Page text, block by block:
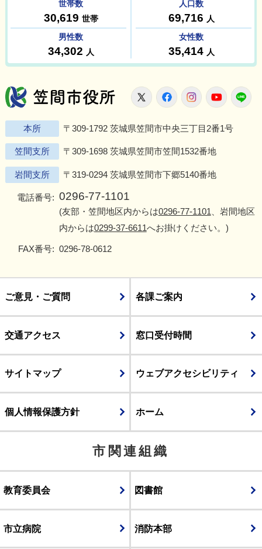
笠間市役所
X FacebookInstagram
本所 〒309-1792 茨城県笠間市中央三丁目2番1号
笠間支所 〒309-1698 茨城県笠間市笠間1532番地
岩間支所 〒319-0294 茨城県笠間市下郷5140番地
電話番号: 0296-77-1101
(友部・笠間地区内からは0296-77-1101 、岩間地区
内からは0299-37-6611へお掛けください。)
FAX番号: 0296-78-0612
ご意見・ご質問 各課ご案内
交通アクセス 窓口受付時間
サイトマップ ウェブアクセシビリティ
個人情報保護方針 ホーム
市関連組織
教育委員会 図書館
市立病院 消防本部